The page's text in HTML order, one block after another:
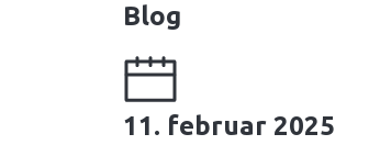
Blog
11. februar 2025